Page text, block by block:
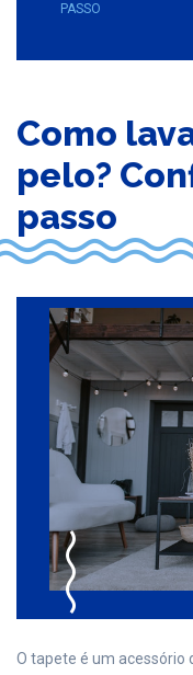
PASSO
Como
pelo?
passo
O tapete é um